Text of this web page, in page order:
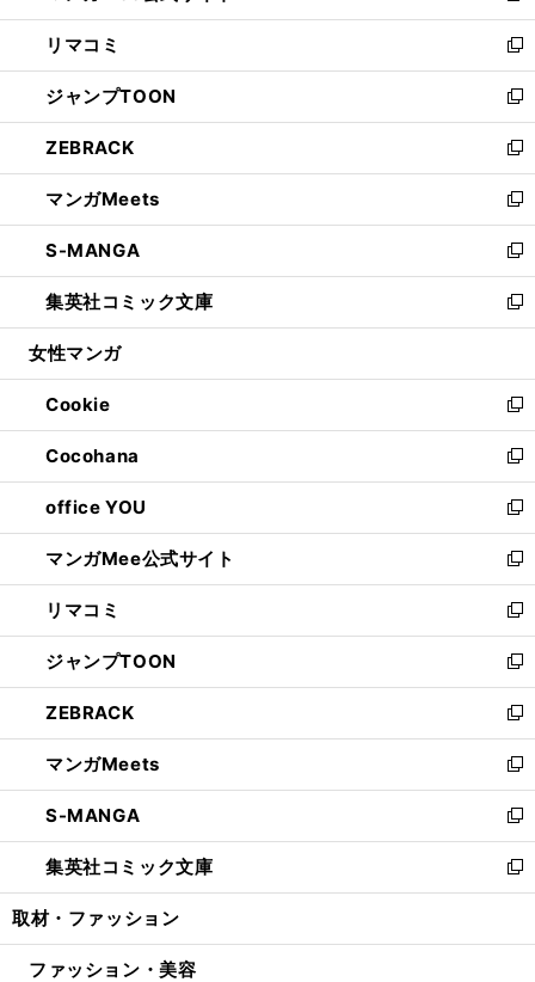
ウ
で
開
く
ン
ド
ウ
で
開
く
ウ
ィ
ン
ド
ウ
で
開
く
し
い
ウ
ィ
ン
ド
ウ
で
開
く
リマコミ
新
し
い
ウ
ィ
ン
ド
ウ
で
開
く
ジャンプTOON
新
し
い
ウ
ィ
ン
ド
ウ
で
開
ZEBRACK
新
し
い
ウ
ィ
ン
ド
ウ
開
く
マンガMeets
新
し
い
ウ
ィ
ン
ウ
で
開
く
S-MANGA
新
し
い
ウ
ン
ド
ウ
で
開
く
集英社コミック文庫
新
し
ウ
ィ
ン
ド
ウ
で
開
く
女性マンガ
Cookie
新
し
い
ウ
ィ
ン
ド
ウ
で
開
く
Cocohana
新
し
い
ウ
ィ
ン
ド
ウ
で
開
く
office YOU
新
し
い
ウ
ィ
ン
ド
ウ
で
開
く
マンガMee公式サイト
新
し
い
ウ
ィ
ン
ド
ウ
で
開
く
リマコミ
新
し
い
ウ
ィ
ン
ド
ウ
で
開
く
ジャンプTOON
新
し
い
ウ
ィ
ン
ド
ウ
で
開
ZEBRACK
新
し
い
ウ
ィ
ン
ド
ウ
開
マンガMeets
新
し
い
ウ
ィ
ン
ウ
S-MANGA
新
し
い
ウ
ン
集英社コミック文庫
新
し
ウ
取材・ファッション
ファッション・美容